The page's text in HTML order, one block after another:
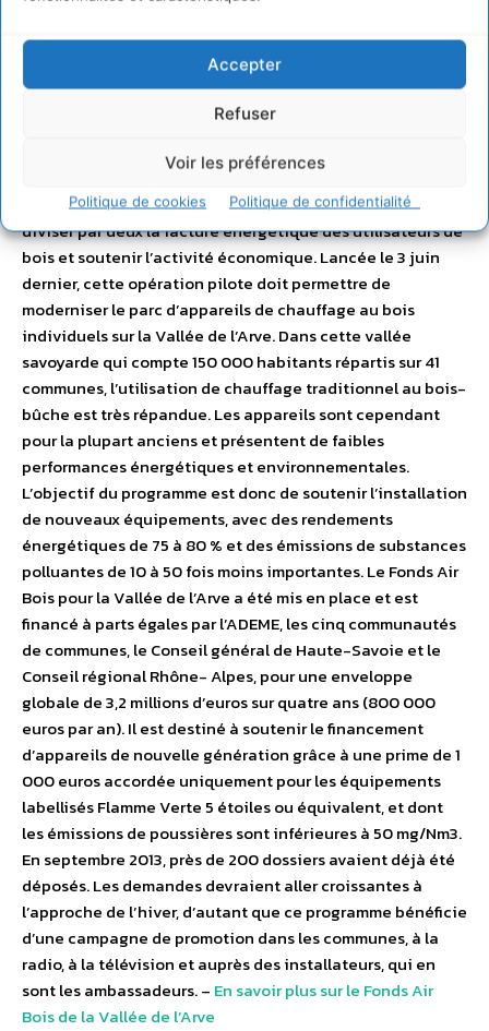
Accepter
Refuser
Voir les préférences
Politique de cookies Politique de confidentialité
polluants, notamment en hiver. Face à ce problème de
santé publique, un Plan de Protection de l’Atmosphère
(PPA) initié par l’Etat a été élaboré et signé en février
2012. C’est dans ce cadre qu’a été mis en place, le Fonds Air
Bois, destiné aux particuliers avec l’objectif de faciliter
l’acquisition d’appareils de chauffage au bois plus
performants pour, au final, améliorer la qualité de l’air,
diviser par deux la facture énergétique des utilisateurs de
bois et soutenir l’activité économique. Lancée le 3 juin
dernier, cette opération pilote doit permettre de
moderniser le parc d’appareils de chauffage au bois
individuels sur la Vallée de l’Arve. Dans cette vallée
savoyarde qui compte 150 000 habitants répartis sur 41
communes, l’utilisation de chauffage traditionnel au bois-
bûche est très répandue. Les appareils sont cependant
pour la plupart anciens et présentent de faibles
performances énergétiques et environnementales.
L’objectif du programme est donc de soutenir l’installation
de nouveaux équipements, avec des rendements
énergétiques de 75 à 80 % et des émissions de substances
polluantes de 10 à 50 fois moins importantes. Le Fonds Air
Bois pour la Vallée de l’Arve a été mis en place et est
financé à parts égales par l’ADEME, les cinq communautés
de communes, le Conseil général de Haute-Savoie et le
Conseil régional Rhône- Alpes, pour une enveloppe
globale de 3,2 millions d’euros sur quatre ans (800 000
euros par an). Il est destiné à soutenir le financement
d’appareils de nouvelle génération grâce à une prime de 1
000 euros accordée uniquement pour les équipements
labellisés Flamme Verte 5 étoiles ou équivalent, et dont
les émissions de poussières sont inférieures à 50 mg/Nm3.
En septembre 2013, près de 200 dossiers avaient déjà été
déposés. Les demandes devraient aller croissantes à
l’approche de l’hiver, d’autant que ce programme bénéficie
d’une campagne de promotion dans les communes, à la
radio, à la télévision et auprès des installateurs, qui en
sont les ambassadeurs. – En savoir plus sur le Fonds Air
Bois de la Vallée de l’Arve